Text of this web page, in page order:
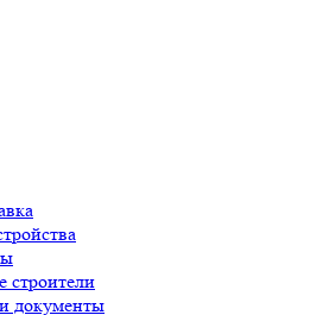
строители
документы